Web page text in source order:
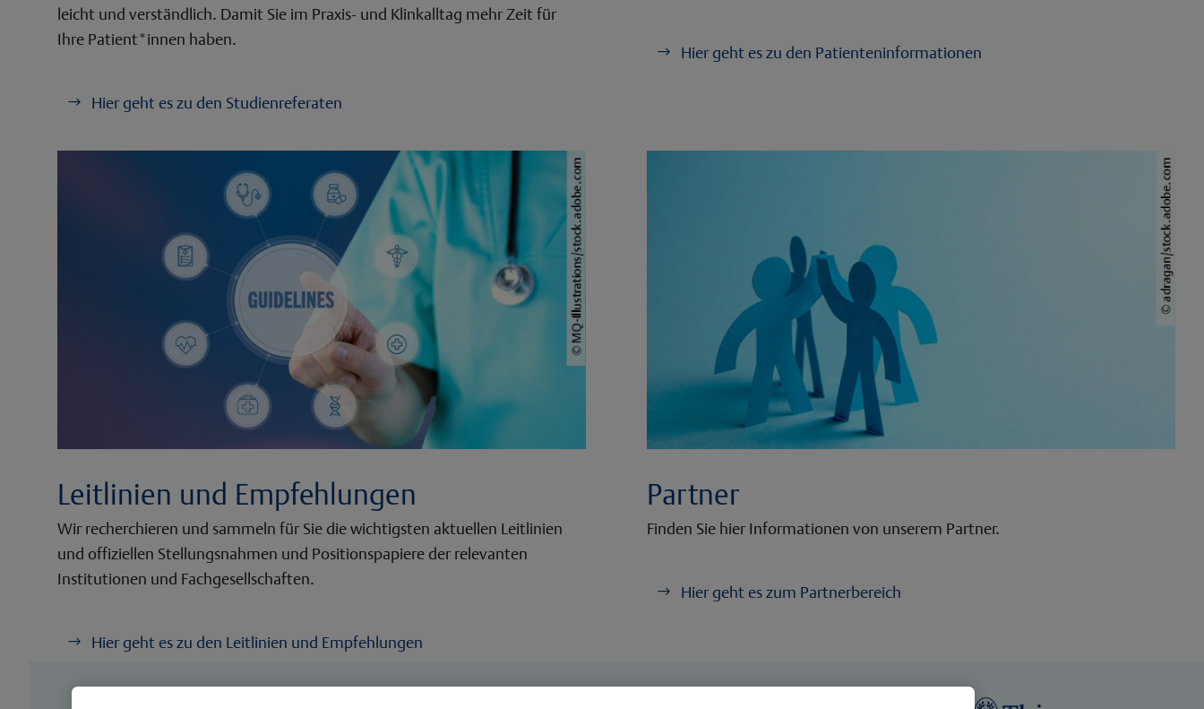
leicht und verständlich. Damit Sie im Praxis- und Klinkalltag mehr Zeit für
Ihre Patient*innen haben.
Hier geht es zu den Studienreferaten
Hier geht es zu den Patienteninformationen
Leitlinien und Empfehlungen
Wir recherchieren und sammeln für Sie die wichtigsten aktuellen Leitlinien
und offiziellen Stellungsnahmen und Positionspapiere der relevanten
Institutionen und Fachgesellschaften.
Hier geht es zu den Leitlinien und Empfehlungen
Partner
Finden Sie hier Informationen von unserem Partner.
Hier geht es zum Partnerbereich